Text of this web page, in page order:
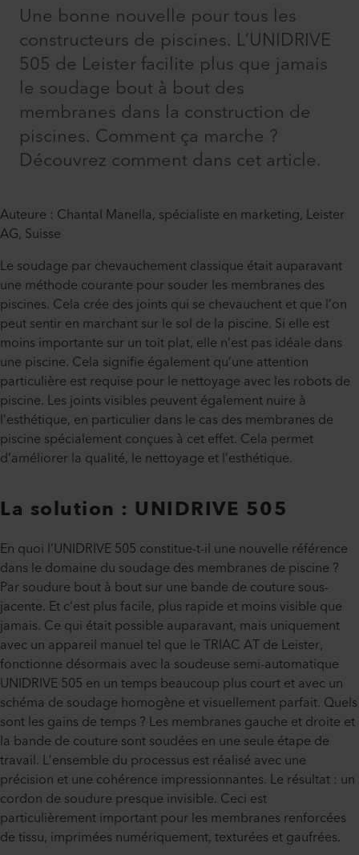
Une bonne nouvelle pour tous les
constructeurs de piscines. L’UNIDRIVE
505 de Leister facilite plus que jamais
le soudage bout à bout des
membranes dans la construction de
piscines. Comment ça marche ?
Découvrez comment dans cet article.
Auteure : Chantal Manella, spécialiste en marketing, Leister
AG, Suisse
Le soudage par chevauchement classique était auparavant
une méthode courante pour souder les membranes des
piscines. Cela crée des joints qui se chevauchent et que l’on
peut sentir en marchant sur le sol de la piscine. Si elle est
moins importante sur un toit plat, elle n’est pas idéale dans
une piscine. Cela signifie également qu’une attention
particulière est requise pour le nettoyage avec les robots de
piscine. Les joints visibles peuvent également nuire à
l’esthétique, en particulier dans le cas des membranes de
piscine spécialement conçues à cet effet. Cela permet
d’améliorer la qualité, le nettoyage et l’esthétique.
La solution : UNIDRIVE 505
En quoi l’UNIDRIVE 505 constitue-t-il une nouvelle référence
dans le domaine du soudage des membranes de piscine ?
Par soudure bout à bout sur une bande de couture sous-
jacente. Et c’est plus facile, plus rapide et moins visible que
jamais. Ce qui était possible auparavant, mais uniquement
avec un appareil manuel tel que le TRIAC AT de Leister,
fonctionne désormais avec la soudeuse semi-automatique
UNIDRIVE 505 en un temps beaucoup plus court et avec un
schéma de soudage homogène et visuellement parfait. Quels
sont les gains de temps ? Les membranes gauche et droite et
la bande de couture sont soudées en une seule étape de
travail. L’ensemble du processus est réalisé avec une
précision et une cohérence impressionnantes. Le résultat : un
cordon de soudure presque invisible. Ceci est
particulièrement important pour les membranes renforcées
de tissu, imprimées numériquement, texturées et gaufrées.